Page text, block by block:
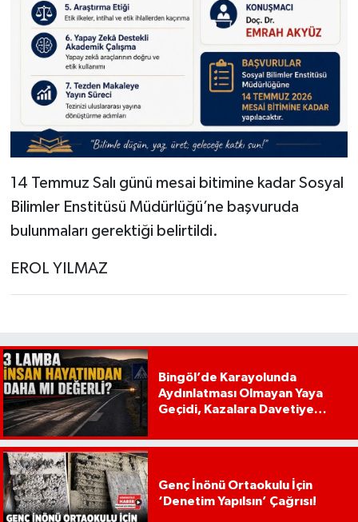
14 Temmuz Salı günü mesai bitimine kadar Sosyal
Bilimler Enstitüsü Müdürlüğü’ne başvuruda
bulunmaları gerektiği belirtildi.
EROL YILMAZ
Bingöl’de Karayolunda
Aydınlatması Olmayan Yaya
Geçidi, Kazalara Davetiye
Genç İnönü Ortaokulu İçin
‘Denetim Yapılsın’ Çağrısı!